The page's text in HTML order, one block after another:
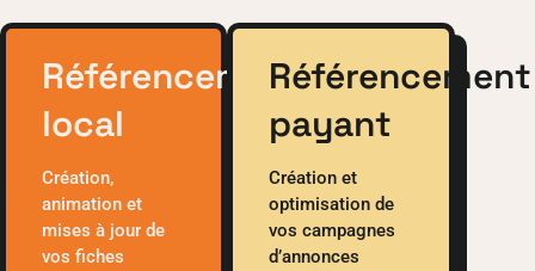
Référencement
local
Création,
animation et
mises à jour de
vos fiches
Référencement
payant
Création et
optimisation de
vos campagnes
d’annonces